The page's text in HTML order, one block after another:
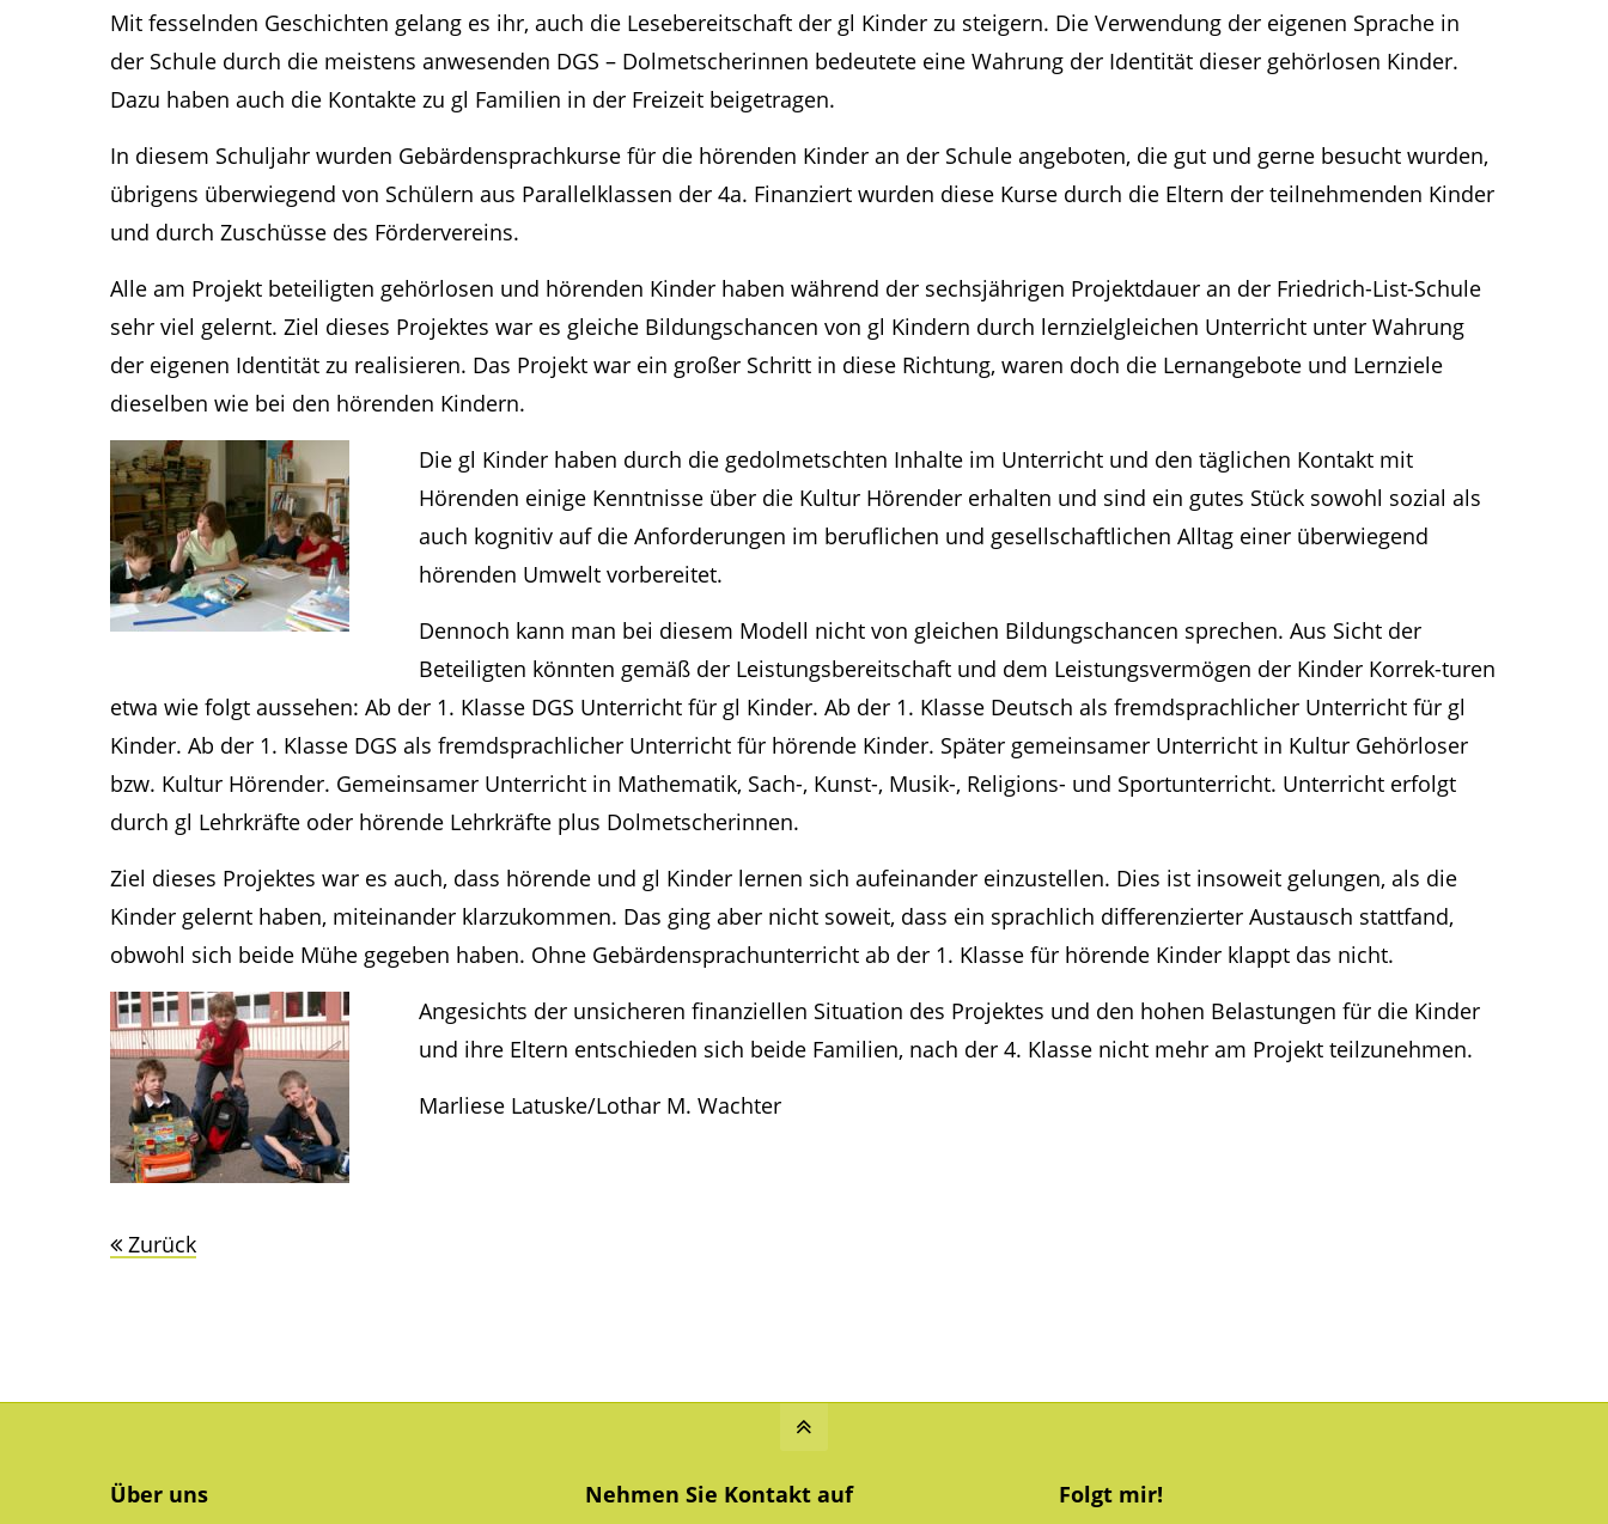
Mit fesselnden Geschichten gelang es ihr, auch die Lesebereitschaft der gl Kinder zu steigern. Die Verwendung der eigenen Sprache in
der Schule durch die meistens anwesenden DGS – Dolmetscherinnen bedeutete eine Wahrung der Identität dieser gehörlosen Kinder.
Dazu haben auch die Kontakte zu gl Familien in der Freizeit beigetragen.
In diesem Schuljahr wurden Gebärdensprachkurse für die hörenden Kinder an der Schule angeboten, die gut und gerne besucht wurden,
übrigens überwiegend von Schülern aus Parallelklassen der 4a. Finanziert wurden diese Kurse durch die Eltern der teilnehmenden Kinder
und durch Zuschüsse des Fördervereins.
Alle am Projekt beteiligten gehörlosen und hörenden Kinder haben während der sechsjährigen Projektdauer an der Friedrich-List-Schule
sehr viel gelernt. Ziel dieses Projektes war es gleiche Bildungschancen von gl Kindern durch lernzielgleichen Unterricht unter Wahrung
der eigenen Identität zu realisieren. Das Projekt war ein großer Schritt in diese Richtung, waren doch die Lernangebote und Lernziele
dieselben wie bei den hörenden Kindern.
Die gl Kinder haben durch die gedolmetschten Inhalte im Unterricht und den täglichen Kontakt mit
Hörenden einige Kenntnisse über die Kultur Hörender erhalten und sind ein gutes Stück sowohl sozial als
auch kognitiv auf die Anforderungen im beruflichen und gesellschaftlichen Alltag einer überwiegend
hörenden Umwelt vorbereitet.
Dennoch kann man bei diesem Modell nicht von gleichen Bildungschancen sprechen. Aus Sicht der
Beteiligten könnten gemäß der Leistungsbereitschaft und dem Leistungsvermögen der Kinder Korrek-turen
etwa wie folgt aussehen: Ab der 1. Klasse DGS Unterricht für gl Kinder. Ab der 1. Klasse Deutsch als fremdsprachlicher Unterricht für gl
Kinder. Ab der 1. Klasse DGS als fremdsprachlicher Unterricht für hörende Kinder. Später gemeinsamer Unterricht in Kultur Gehörloser
bzw. Kultur Hörender. Gemeinsamer Unterricht in Mathematik, Sach-, Kunst-, Musik-, Religions- und Sportunterricht. Unterricht erfolgt
durch gl Lehrkräfte oder hörende Lehrkräfte plus Dolmetscherinnen.
Ziel dieses Projektes war es auch, dass hörende und gl Kinder lernen sich aufeinander einzustellen. Dies ist insoweit gelungen, als die
Kinder gelernt haben, miteinander klarzukommen. Das ging aber nicht soweit, dass ein sprachlich differenzierter Austausch stattfand,
obwohl sich beide Mühe gegeben haben. Ohne Gebärdensprachunterricht ab der 1. Klasse für hörende Kinder klappt das nicht.
Angesichts der unsicheren finanziellen Situation des Projektes und den hohen Belastungen für die Kinder
und ihre Eltern entschieden sich beide Familien, nach der 4. Klasse nicht mehr am Projekt teilzunehmen.
Marliese Latuske/Lothar M. Wachter
Zurück
Über uns Nehmen Sie Kontakt auf Folgt mir!